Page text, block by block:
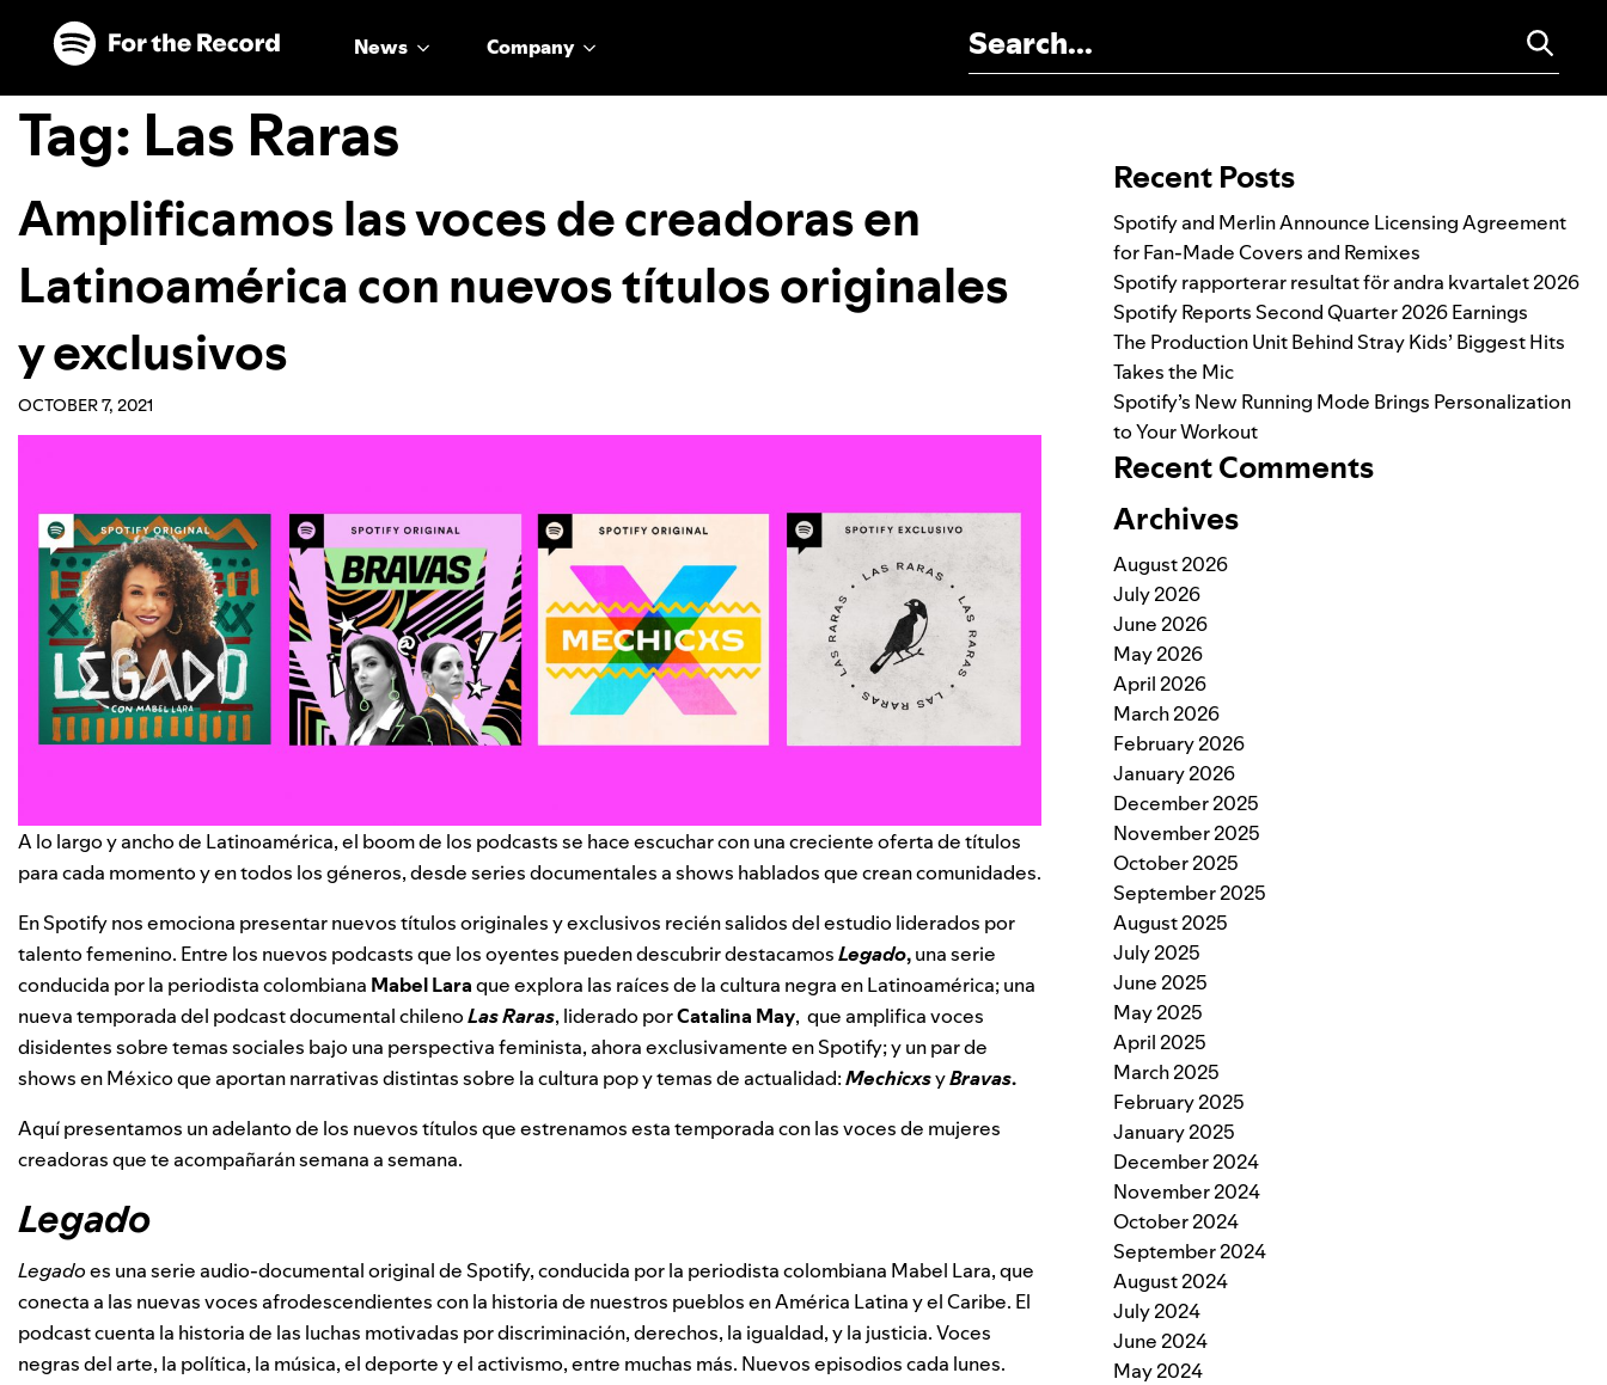
Skip to main content
Skip to footer
News Company
Tag: Las Raras
Amplificamos las voces de creadoras en
Latinoamérica con nuevos títulos originales
y exclusivos
OCTOBER 7, 2021
A lo largo y ancho de Latinoamérica, el boom de los podcasts se hace escuchar con una creciente oferta de títulos
para cada momento y en todos los géneros, desde series documentales a shows hablados que crean comunidades.
En Spotify nos emociona presentar nuevos títulos originales y exclusivos recién salidos del estudio liderados por
talento femenino. Entre los nuevos podcasts que los oyentes pueden descubrir destacamosLegado,una serie
conducida por la periodista colombiana MabelLaraque explora las raíces de la cultura negra en Latinoamérica; una
nueva temporada del podcast documental chilenoLas Raras, liderado porCatalina May, que amplifica voces
disidentes sobre temas sociales bajo una perspectiva feminista, ahora exclusivamente en Spotify; y un par de
shows en México que aportan narrativas distintas sobre la cultura pop y temas de actualidad:MechicxsyBravas.
Aquí presentamos un adelanto de los nuevos títulos que estrenamos esta temporada con las voces de mujeres
creadoras que te acompañarán semana a semana.
Legado
Legadoes una serie audio-documental original de Spotify, conducida por la periodista colombiana Mabel Lara, que
conecta a las nuevas voces afrodescendientes con la historia de nuestros pueblos en América Latina y el Caribe. El
podcast cuenta la historia de las luchas motivadas por discriminación, derechos, la igualdad, y la justicia. Voces
negras del arte, la política, la música, el deporte y el activismo, entre muchas más. Nuevos episodios cada lunes.
Recent Posts
Spotify and Merlin Announce Licensing Agreement
for Fan-Made Covers and Remixes
Spotify rapporterar resultat för andra kvartalet 2026
Spotify Reports Second Quarter 2026 Earnings
The Production Unit Behind Stray Kids’ Biggest Hits
Takes the Mic
Spotify’s New Running Mode Brings Personalization
to Your Workout
Recent Comments
Archives
August 2026
July 2026
June 2026
May 2026
April 2026
March 2026
February 2026
January 2026
December 2025
November 2025
October 2025
September 2025
August 2025
July 2025
June 2025
May 2025
April 2025
March 2025
February 2025
January 2025
December 2024
November 2024
October 2024
September 2024
August 2024
July 2024
June 2024
May 2024